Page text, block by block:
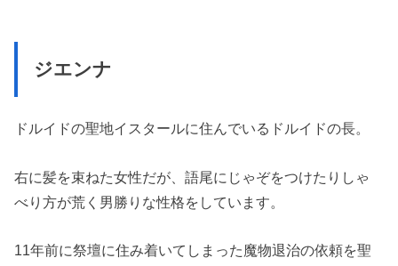
ジエンナ
ドルイドの聖地イスタールに住んでいるドルイドの長。
右に髪を束ねた女性だが、語尾にじゃぞをつけたりしゃ
べり方が荒く男勝りな性格をしています。
11年前に祭壇に住み着いてしまった魔物退治の依頼を聖